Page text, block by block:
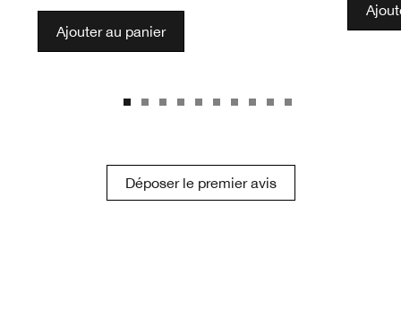
Ajouter au panier
Déposer le premier avis